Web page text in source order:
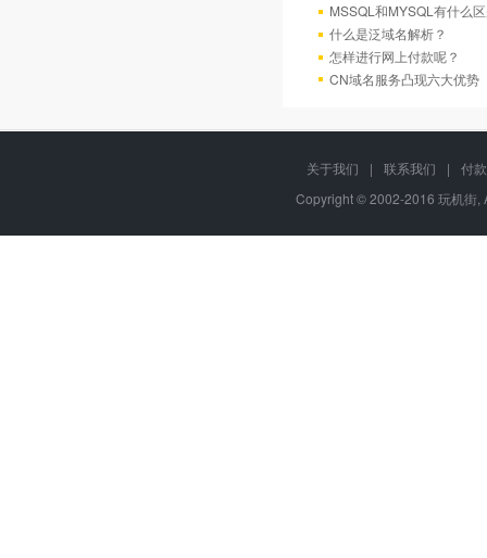
MSSQL和MYSQL有什么
什么是泛域名解析？
怎样进行网上付款呢？
CN域名服务凸现六大优势
关于我们 | 联系我们 |
付
Copyright © 2002-2016 玩机街